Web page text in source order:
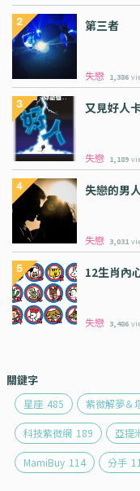
第三者
失戀 1,386
又見好人
失戀 1,189
失戀的男
失戀 3,031
12生肖內
失戀 3,486
關鍵字
星座 485 紫微解夢＆
科技紫微網 189 亞提
MamiBuy 114 分手